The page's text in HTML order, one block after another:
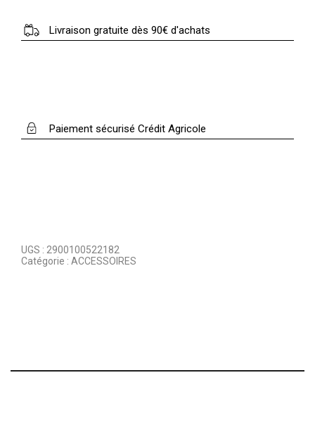
Livraison gratuite dès 90€ d'achats
Paiement sécurisé Crédit Agricole
UGS : 2900100522182
Catégorie : ACCESSOIRES